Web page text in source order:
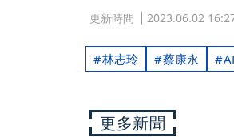
更新時間
2023.06.02
林志玲 蔡康永
更多新聞